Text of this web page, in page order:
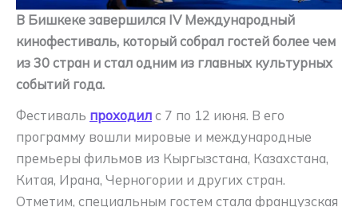
В Бишкеке завершился IV Международный
кинофестиваль, который собрал гостей более чем
из 30 стран и стал одним из главных культурных
событий года.
Фестиваль проходил с 7 по 12 июня. В его
программу вошли мировые и международные
премьеры фильмов из Кыргызстана, Казахстана,
Китая, Ирана, Черногории и других стран.
Отметим, специальным гостем стала французская